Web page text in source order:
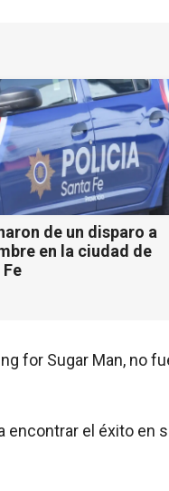
de un disparo a
en la ciudad de
for Sugar Man, no
encontrar el éxito en